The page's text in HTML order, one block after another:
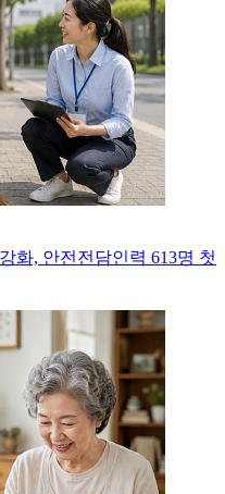
화, 안전전담인력 613명 첫